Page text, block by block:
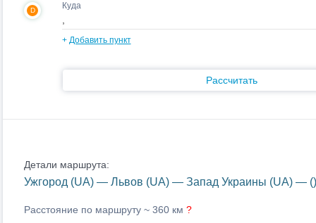
D Куда
+ Добавить пункт
Рассчитать
Детали маршрута:
Ужгород (UA) — Львов (UA) — Запад Украины (UA) — ()
Расстояние по маршруту ~ 360 км ?